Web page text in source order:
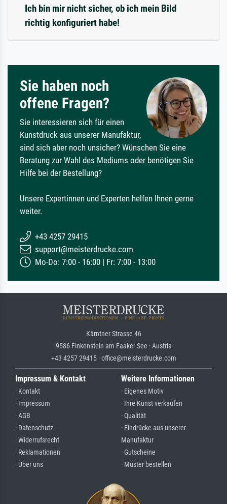
Ich bin mir nicht sicher, ob ich mein Bild
richtig konfiguriert habe!
Sie haben noch
offene Fragen?
Sie interessieren sich für einen
Kunstdruck aus unserer Manufaktur,
sind sich aber noch unsicher? Wünschen Sie eine
Beratung zur Wahl des Mediums oder benötigen Sie
Hilfe bei der Bestellung?
Unsere Expertinnen und Experten helfen Ihnen gerne
weiter.
+43 4257 29415
support@meisterdrucke.com
Mo-Do: 7:00 - 16:00 | Fr: 7:00 - 13:00
Kärntner Strasse 46
9586 Finkenstein am Faaker See · Austria
+43 4257 29415 · office@meisterdrucke.com
Impressum & Kontakt
· Kontakt
· Impressum
· AGB
· Datenschutz
· Widerrufsrecht
· Reklamationen
· Über uns
Weitere Informationen
· Eigenes Motiv
· Ihre Kunst verkaufen
· Qualität
· Eindrücke aus unserer
Manufaktur
· Gutscheine
· Muster bestellen